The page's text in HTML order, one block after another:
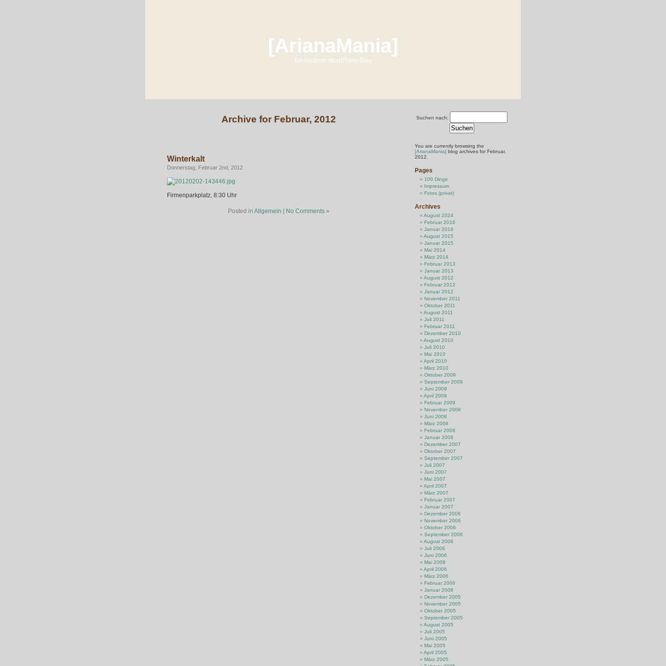
[ArianaMania]
Ein weiterer WordPress-Blog
Archive for Februar, 2012
Winterkalt
Donnerstag, Februar 2nd, 2012
Firmenparkplatz, 8:30 Uhr
Posted in Allgemein No Comments »
Suchen nach:
You are currently browsing the
[ArianaMania] blog archives for Februar,
2012.
Pages
100 Dinge
Impressum
Fotos (privat)
Archives
August 2024
Februar 2016
Januar 2016
August 2015
Januar 2015
Mai 2014
März 2014
Februar 2013
Januar 2013
August 2012
Februar 2012
Januar 2012
November 2011
Oktober 2011
August 2011
Juli 2011
Februar 2011
Dezember 2010
August 2010
Juli 2010
Mai 2010
April 2010
März 2010
Oktober 2009
September 2009
Juni 2009
April 2009
Februar 2009
November 2008
Juni 2008
März 2008
Februar 2008
Januar 2008
Dezember 2007
Oktober 2007
September 2007
Juli 2007
Juni 2007
Mai 2007
April 2007
März 2007
Februar 2007
Januar 2007
Dezember 2006
November 2006
Oktober 2006
September 2006
August 2006
Juli 2006
Juni 2006
Mai 2006
April 2006
März 2006
Februar 2006
Januar 2006
Dezember 2005
November 2005
Oktober 2005
September 2005
August 2005
Juli 2005
Juni 2005
Mai 2005
April 2005
März 2005